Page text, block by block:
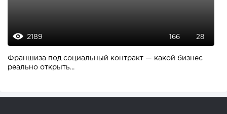
2189 166 28
Франшиза под социальный контракт — какой бизнес
реально открыть...